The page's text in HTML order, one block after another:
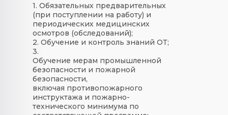
1. Обязательных предварительных
(при поступлении на работу) и
периодических медицинских
осмотров (обследований);
2. Обучение и контроль знаний ОТ;
3.
Обучение мерам промышленной
безопасности и пожарной
безопасности,
включая противопожарного
инструктажа и пожарно-
технического минимума по